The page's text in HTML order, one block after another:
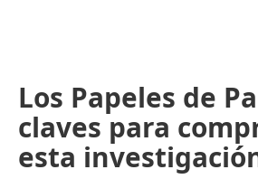
Los Papeles de
claves para
esta